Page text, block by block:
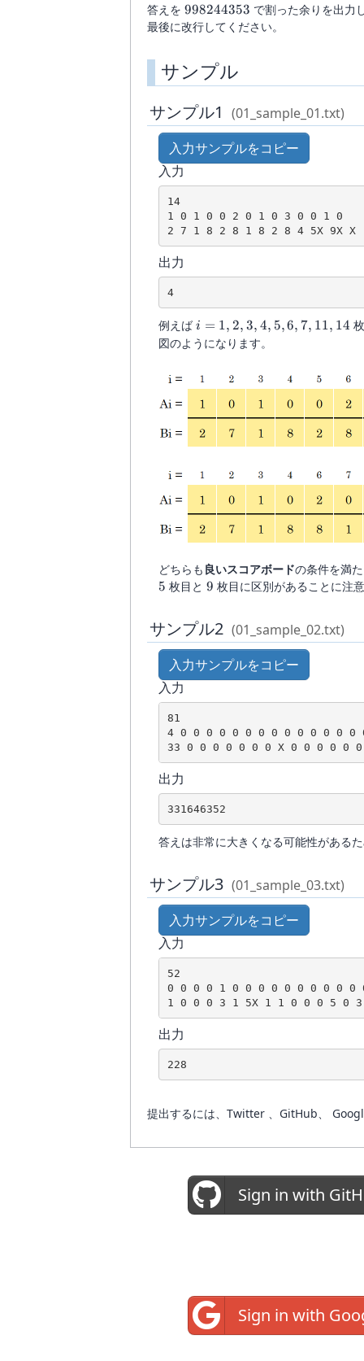
答えを 998244353
998244353 で割った余りを出力
最後に改行してください。
サンプル
サンプル1
(01_sample_01.txt)
入力サンプルをコピー
入力
14
1 0 1 0 0 2 0 1 0 3 0 0 1 0
2 7 1 8 2 8 1 8 2 8 4 5X 9X X
出力
4
例えば i=1,2,3,4,5,6,7,11,14
i = 1, 2, 3, 4, 5,6, 7, 11, 14
図のようになります。
どちらも 良いスコアボードの条件を満
5
5 枚目と 9
9 枚目に区別があることに注
サンプル2 (01_sample_02.txt)
入力サンプルをコピー
入力
81
4 0 0 0 0 0 0 0 0 0 0 0 0 0 0
33 0 0 0 0 0 0 0 X 0 0 0 0 0
出力
331646352
答えは非常に大きくなる可能性がある
サンプル3 (01_sample_03.txt)
入力サンプルをコピー
入力
52
0 0 0 0 1 0 0 0 0 0 0 0 0 0 0
1 0 0 0 3 1 5X 1 1 0 0 0 5 0
出力
228
提出するには、Twitter 、GitHub、
Sign in with
Sign in with